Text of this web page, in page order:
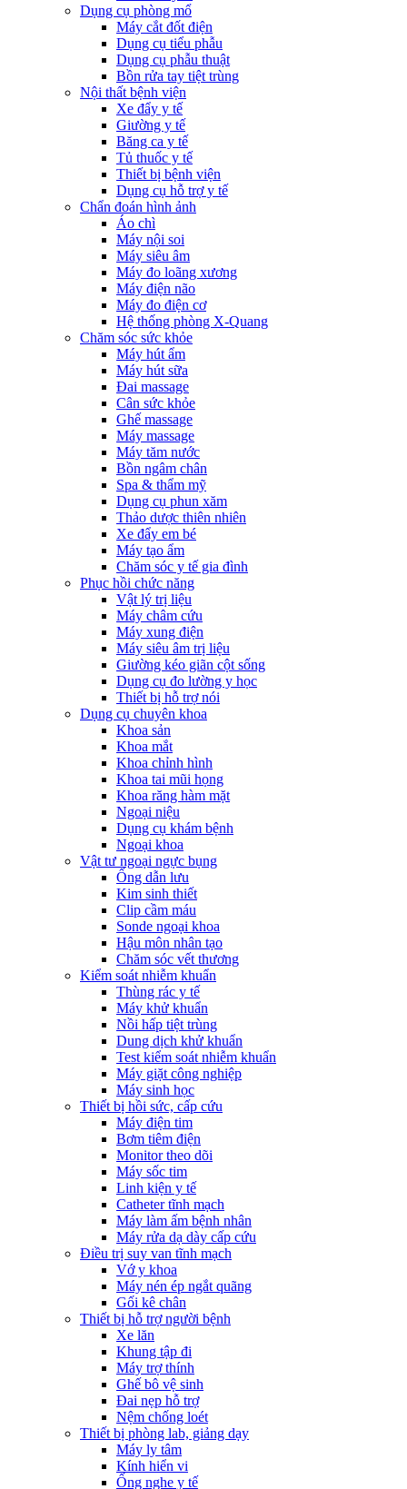
Dụng cụ phòng mổ
Máy cắt đốt điện
Dụng cụ tiểu phẫu
Dụng cụ phẫu thuật
Bồn rửa tay tiệt trùng
Nội thất bệnh viện
Xe đẩy y tế
Giường y tế
Băng ca y tế
Tủ thuốc y tế
Thiết bị bệnh viện
Dụng cụ hỗ trợ y tế
Chẩn đoán hình ảnh
Áo chì
Máy nội soi
Máy siêu âm
Máy đo loãng xương
Máy điện não
Máy đo điện cơ
Hệ thống phòng X-Quang
Chăm sóc sức khỏe
Máy hút ẩm
Máy hút sữa
Đai massage
Cân sức khỏe
Ghế massage
Máy massage
Máy tăm nước
Bồn ngâm chân
Spa & thẩm mỹ
Dụng cụ phun xăm
Thảo dược thiên nhiên
Xe đẩy em bé
Máy tạo ẩm
Chăm sóc y tế gia đình
Phục hồi chức năng
Vật lý trị liệu
Máy châm cứu
Máy xung điện
Máy siêu âm trị liệu
Giường kéo giãn cột sống
Dụng cụ đo lường y học
Thiết bị hỗ trợ nói
Dụng cụ chuyên khoa
Khoa sản
Khoa mắt
Khoa chỉnh hình
Khoa tai mũi họng
Khoa răng hàm mặt
Ngoại niệu
Dụng cụ khám bệnh
Ngoại khoa
Vật tư ngoại ngực bụng
Ống dẫn lưu
Kim sinh thiết
Clip cầm máu
Sonde ngoại khoa
Hậu môn nhân tạo
Chăm sóc vết thương
Kiểm soát nhiễm khuẩn
Thùng rác y tế
Máy khử khuẩn
Nồi hấp tiệt trùng
Dung dịch khử khuẩn
Test kiểm soát nhiễm khuẩn
Máy giặt công nghiệp
Máy sinh học
Thiết bị hồi sức, cấp cứu
Máy điện tim
Bơm tiêm điện
Monitor theo dõi
Máy sốc tim
Linh kiện y tế
Catheter tĩnh mạch
Máy làm ấm bệnh nhân
Máy rửa dạ dày cấp cứu
Điều trị suy van tĩnh mạch
Vớ y khoa
Máy nén ép ngắt quãng
Gối kê chân
Thiết bị hỗ trợ người bệnh
Xe lăn
Khung tập đi
Máy trợ thính
Ghế bô vệ sinh
Đai nẹp hỗ trợ
Nệm chống loét
Thiết bị phòng lab, giảng dạy
Máy ly tâm
Kính hiển vi
Ống nghe y tế